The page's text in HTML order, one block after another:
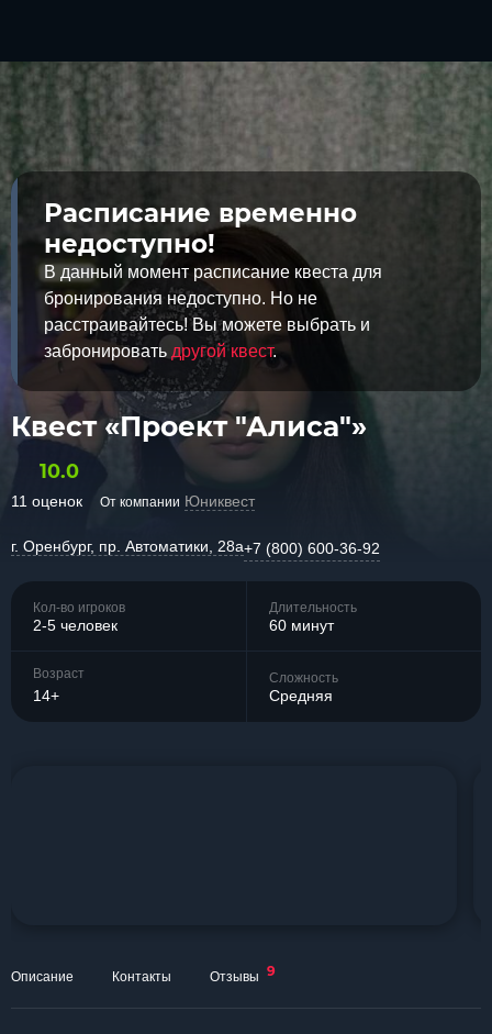
Расписание временно
недоступно!
В данный момент расписание квеста для
бронирования недоступно. Но не
расстраивайтесь! Вы можете выбрать и
забронировать другой квест.
Квест «Проект "Алиса"»
10.0
11 оценок От компании Юниквест
г. Оренбург, пр. Автоматики, 28а+7 (800) 600-36-92
Кол-во игроков
2-5 человек
Длительность
60 минут
Возраст
14+
Сложность
Средняя
Описание Контакты Отзывы 9